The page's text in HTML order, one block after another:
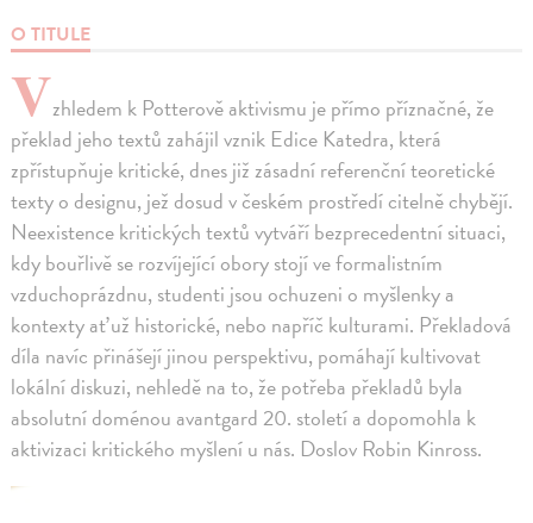
O TITULE
Vzhledem k Potterově aktivismu je přímo příznačné, že
překlad jeho textů zahájil vznik Edice Katedra, která
zpřístupňuje kritické, dnes již zásadní referenční teoretické
texty o designu, jež dosud v českém prostředí citelně chybějí.
Neexistence kritických textů vytváří bezprecedentní situaci,
kdy bouřlivě se rozvíjející obory stojí ve formalistním
vzduchoprázdnu, studenti jsou ochuzeni o myšlenky a
kontexty ať už historické, nebo napříč kulturami. Překladová
díla navíc přinášejí jinou perspektivu, pomáhají kultivovat
lokální diskuzi, nehledě na to, že potřeba překladů byla
absolutní doménou avantgard 20. století a dopomohla k
aktivizaci kritického myšlení u nás. Doslov Robin Kinross.